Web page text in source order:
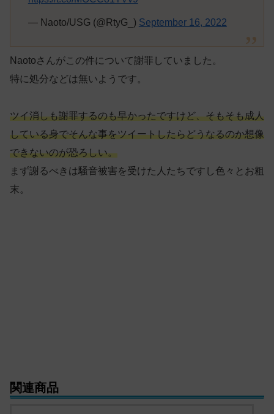
— Naoto/USG (@RtyG_) September 16, 2022
Naotoさんがこの件について謝罪していました。
特に処分などは無いようです。
ツイ消しも謝罪するのも早かったですけど、そもそも成人
している身でそんな事をツイートしたらどうなるのか想像
できないのが恐ろしい。
まず謝るべきは騒音被害を受けた人たちですし色々とお粗
末。
関連商品